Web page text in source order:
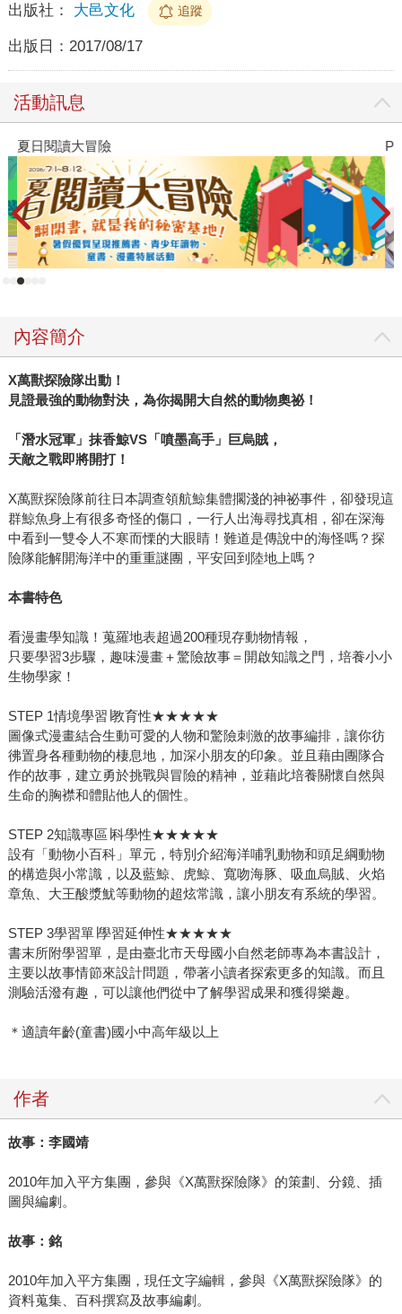
出版社： 大邑文化 追蹤
出版日： 2017/08/17
活動訊息
夏日閱讀大冒險
內容簡介
X萬獸探險隊出動！
見證最強的動物對決，為你揭開大自然的動物奧祕！
「潛水冠軍」抹香鯨VS「噴墨高手」巨烏賊，
天敵之戰即將開打！
X萬獸探險隊前往日本調查領航鯨集體擱淺的神祕事件，卻發現這
群鯨魚身上有很多奇怪的傷口，一行人出海尋找真相，卻在深海
中看到一雙令人不寒而慄的大眼睛！難道是傳說中的海怪嗎？探
險隊能解開海洋中的重重謎團，平安回到陸地上嗎？
本書特色
看漫畫學知識！蒐羅地表超過200種現存動物情報，
只要學習3步驟，趣味漫畫＋驚險故事＝開啟知識之門，培養小小
生物學家！
STEP 1情境學習∣教育性★★★★★
圖像式漫畫結合生動可愛的人物和驚險刺激的故事編排，讓你彷
彿置身各種動物的棲息地，加深小朋友的印象。並且藉由團隊合
作的故事，建立勇於挑戰與冒險的精神，並藉此培養關懷自然與
生命的胸襟和體貼他人的個性。
STEP 2知識專區∣科學性★★★★★
設有「動物小百科」單元，特別介紹海洋哺乳動物和頭足綱動物
的構造與小常識，以及藍鯨、虎鯨、寬吻海豚、吸血烏賊、火焰
章魚、大王酸漿魷等動物的超炫常識，讓小朋友有系統的學習。
STEP 3學習單∣學習延伸性★★★★★
書末所附學習單，是由臺北市天母國小自然老師專為本書設計，
主要以故事情節來設計問題，帶著小讀者探索更多的知識。而且
測驗活潑有趣，可以讓他們從中了解學習成果和獲得樂趣。
＊適讀年齡(童書)國小中高年級以上
作者
故事：李國靖
2010年加入平方集團，參與《X萬獸探險隊》的策劃、分鏡、插
圖與編劇。
故事：銘
2010年加入平方集團，現任文字編輯，參與《X萬獸探險隊》的
資料蒐集、百科撰寫及故事編劇。